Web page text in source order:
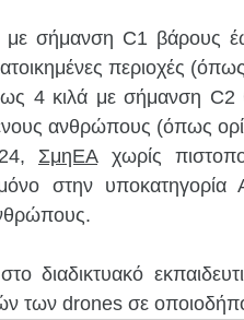
σήμανση C1 βάρους
περιοχές
4 κιλά με σήμανση C2
ανθρώπους (όπως
ΣμηΕΑ χωρίς
μόνο στην
διαδικτυακό
των drones σε